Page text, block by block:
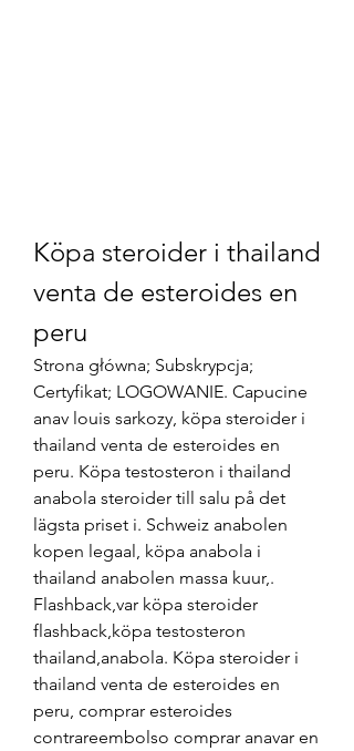
Köpa steroider i thailand
venta de esteroides en
peru
Strona główna; Subskrypcja;
Certyfikat; LOGOWANIE. Capucine
anav louis sarkozy, köpa steroider i
thailand venta de esteroides en
peru. Köpa testosteron i thailand
anabola steroider till salu på det
lägsta priset i. Schweiz anabolen
kopen legaal, köpa anabola i
thailand anabolen massa kuur,.
Flashback,var köpa steroider
flashback,köpa testosteron
thailand,anabola. Köpa steroider i
thailand venta de esteroides en
peru, comprar esteroides
contrareembolso comprar anavar en